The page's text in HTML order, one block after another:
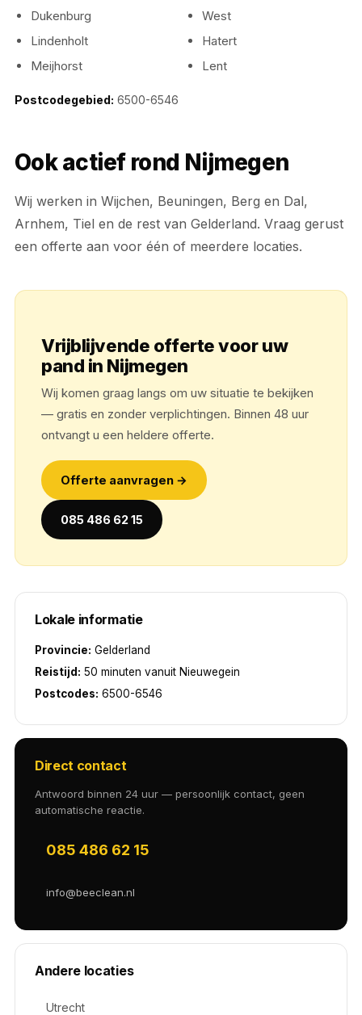
Dukenburg
Lindenholt
Meijhorst
West
Hatert
Lent
Postcodegebied: 6500-6546
Ook actief rond Nijmegen
Wij werken in Wijchen, Beuningen, Berg en Dal,
Arnhem, Tiel en de rest van Gelderland. Vraag gerust
een offerte aan voor één of meerdere locaties.
Vrijblijvende offerte voor uw
pand in Nijmegen
Wij komen graag langs om uw situatie te bekijken
— gratis en zonder verplichtingen. Binnen 48 uur
ontvangt u een heldere offerte.
Offerte aanvragen →
085 486 62 15
Lokale informatie
Provincie: Gelderland
Reistijd: 50 minuten vanuit Nieuwegein
Postcodes: 6500-6546
Direct contact
Antwoord binnen 24 uur — persoonlijk contact, geen
automatische reactie.
085 486 62 15
info@beeclean.nl
Andere locaties
Utrecht